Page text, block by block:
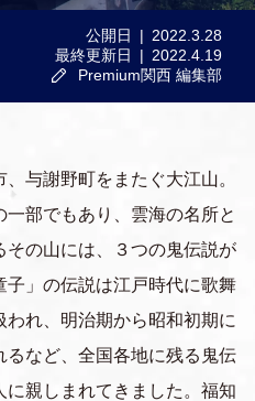
公開日
2022.3.28
最終更新日
2022.4.19
Premium関西 編集部
与謝野町をまたぐ大江山。
部でもあり、雲海の名所と
その山には、３つの鬼伝説が
」の伝説は江戸時代に歌舞
れ、明治期から昭和初期に
など、全国各地に残る鬼伝
親しまれてきました。福知